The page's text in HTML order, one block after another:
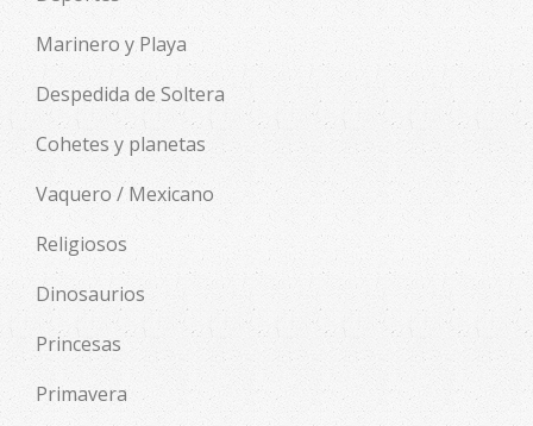
Marinero y Playa
Despedida de Soltera
Cohetes y planetas
Vaquero / Mexicano
Religiosos
Dinosaurios
Princesas
Primavera